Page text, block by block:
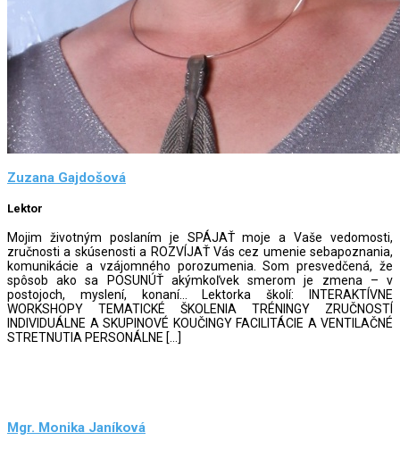
Zuzana Gajdošová
Lektor
Mojim životným poslaním je SPÁJAŤ moje a Vaše vedomosti,
zručnosti a skúsenosti a ROZVÍJAŤ Vás cez umenie sebapoznania,
komunikácie a vzájomného porozumenia. Som presvedčená, že
spôsob ako sa POSUNÚŤ akýmkoľvek smerom je zmena – v
postojoch, myslení, konaní… Lektorka školí: INTERAKTÍVNE
WORKSHOPY TEMATICKÉ ŠKOLENIA TRÉNINGY ZRUČNOSTÍ
INDIVIDUÁLNE A SKUPINOVÉ KOUČINGY FACILITÁCIE A VENTILAČNÉ
STRETNUTIA PERSONÁLNE […]
Mgr. Monika Janíková